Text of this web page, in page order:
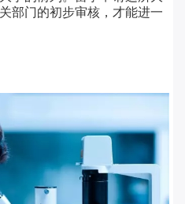
部门的初步审核，才能进一